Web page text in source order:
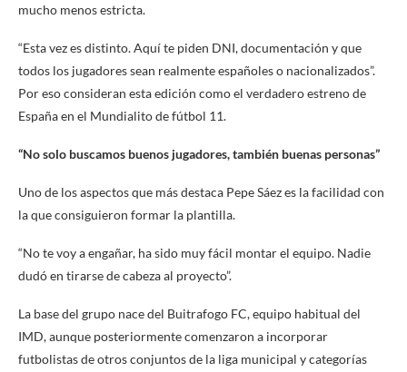
mucho menos estricta.
“Esta vez es distinto. Aquí te piden DNI, documentación y que
todos los jugadores sean realmente españoles o nacionalizados”.
Por eso consideran esta edición como el verdadero estreno de
España en el Mundialito de fútbol 11.
“No solo buscamos buenos jugadores, también buenas personas”
Uno de los aspectos que más destaca Pepe Sáez es la facilidad con
la que consiguieron formar la plantilla.
“No te voy a engañar, ha sido muy fácil montar el equipo. Nadie
dudó en tirarse de cabeza al proyecto”.
La base del grupo nace del Buitrafogo FC, equipo habitual del
IMD, aunque posteriormente comenzaron a incorporar
futbolistas de otros conjuntos de la liga municipal y categorías